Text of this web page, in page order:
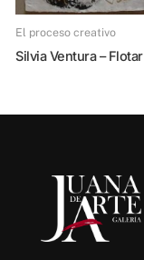
El proceso creativo
Silvia Ventura – Flotar